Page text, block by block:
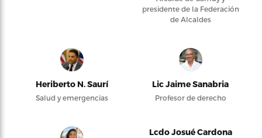
presidente de la Federación
de Alcaldes
Heriberto N. Saurí
Salud y emergencias
Lic Jaime Sanabria
Profesor de derecho
Lcdo Josué Cardona